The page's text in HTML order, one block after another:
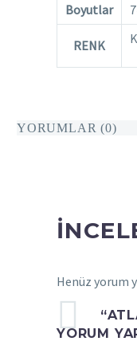
Boyutlar
RENK
YORUMLAR (0)
Henüz yorum
YORUM